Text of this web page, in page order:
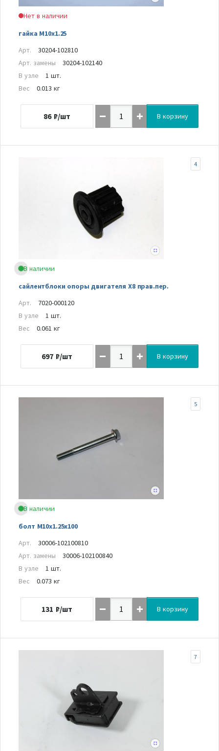
Нет в наличии
гайка M10x1.25
Арт.
30204-102810
Арт. замены
30204-102140
В узле
1 шт.
Вес
0.013 кг
86 ₽/шт В корзину
В наличии
сайлентблоки опоры двигателя Х8 прав.пер.
4
Арт.
7020-000120
В узле
1 шт.
Вес
0.061 кг
697 ₽/шт В корзину
В наличии
болт M10x1.25x100
5
Арт.
30006-102100810
Арт. замены
30006-102100840
В узле
1 шт.
Вес
0.073 кг
131 ₽/шт В корзину
7